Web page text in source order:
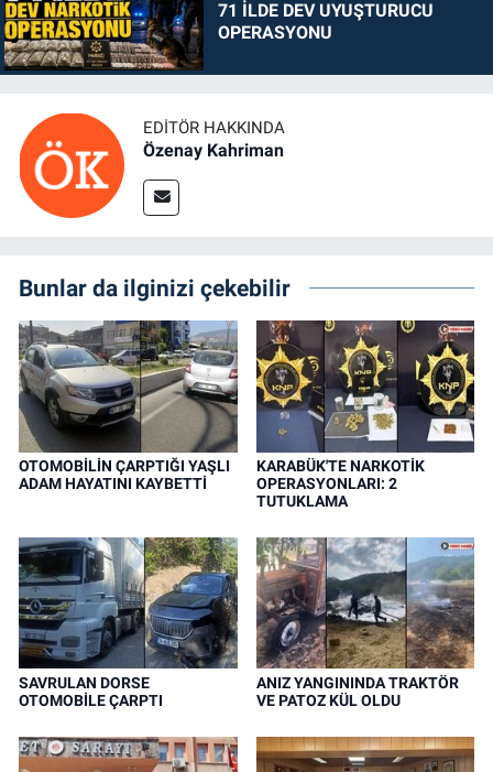
71 İLDE DEV UYUŞTURUCU
OPERASYONU
EDITÖR HAKKINDA
Özenay Kahriman
Bunlar da ilginizi çekebilir
OTOMOBİLİN ÇARPTIĞI YAŞLI
ADAM HAYATINI KAYBETTİ
KARABÜK'TE NARKOTİK
OPERASYONLARI: 2
TUTUKLAMA
SAVRULAN DORSE
OTOMOBİLE ÇARPTI
ANIZ YANGININDA TRAKTÖR
VE PATOZ KÜL OLDU